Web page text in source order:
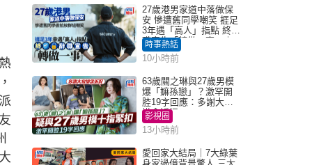
27歲港男家道中落做保
安 慘遭舊同學嘲笑 捱足
3年遇「高人」指點 終辭
職宣告「轉做一事」｜
Juicy叮
時事熱話
10小時前
63歲關之琳與27歲男模
爆「嫲孫戀」？激罕開
腔19字回應：多謝大家
掛念近況
影視圈
13小時前
愛回家大結局｜7大綠葉